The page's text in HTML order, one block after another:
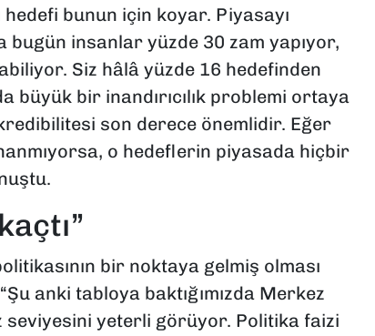
bunun için koyar. Piyasayı
insanlar yüzde 30 zam yapıyor,
Siz hâlâ yüzde 16 hedefinden
büyük bir inandırıcılık problemi ortaya
kredibilitesi son derece önemlidir. Eğer
o hedeflerin piyasada hiçbir
bir noktaya gelmiş olması
anki tabloya baktığımızda Merkez
seviyesini yeterli görüyor. Politika faizi